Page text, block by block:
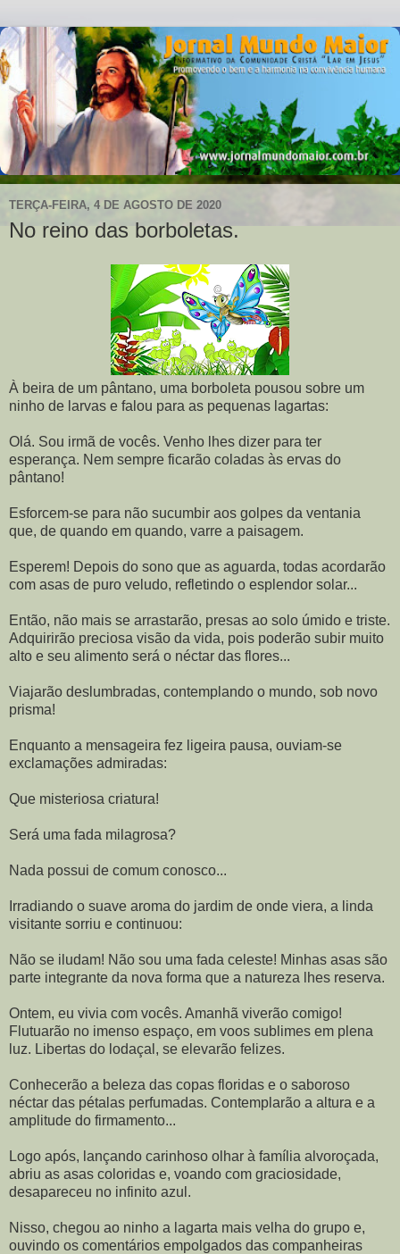
TERÇA-FEIRA, 4 DE AGOSTO DE 2020
No reino das borboletas.
À beira de um pântano, uma borboleta pousou sobre um
ninho de larvas e falou para as pequenas lagartas:
Olá. Sou irmã de vocês. Venho lhes dizer para ter
esperança. Nem sempre ficarão coladas às ervas do
pântano!
Esforcem-se para não sucumbir aos golpes da ventania
que, de quando em quando, varre a paisagem.
Esperem! Depois do sono que as aguarda, todas acordarão
com asas de puro veludo, refletindo o esplendor solar...
Então, não mais se arrastarão, presas ao solo úmido e triste.
Adquirirão preciosa visão da vida, pois poderão subir muito
alto e seu alimento será o néctar das flores...
Viajarão deslumbradas, contemplando o mundo, sob novo
prisma!
Enquanto a mensageira fez ligeira pausa, ouviam-se
exclamações admiradas:
Que misteriosa criatura!
Será uma fada milagrosa?
Nada possui de comum conosco...
Irradiando o suave aroma do jardim de onde viera, a linda
visitante sorriu e continuou:
Não se iludam! Não sou uma fada celeste! Minhas asas são
parte integrante da nova forma que a natureza lhes reserva.
Ontem, eu vivia com vocês. Amanhã viverão comigo!
Flutuarão no imenso espaço, em voos sublimes em plena
luz. Libertas do lodaçal, se elevarão felizes.
Conhecerão a beleza das copas floridas e o saboroso
néctar das pétalas perfumadas. Contemplarão a altura e a
amplitude do firmamento...
Logo após, lançando carinhoso olhar à família alvoroçada,
abriu as asas coloridas e, voando com graciosidade,
desapareceu no infinito azul.
Nisso, chegou ao ninho a lagarta mais velha do grupo e,
ouvindo os comentários empolgados das companheiras